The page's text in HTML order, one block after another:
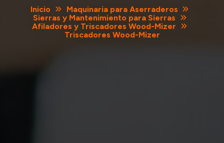
Inicio
Maquinaria para Aserraderos
Sierras y Mantenimiento para Sierras
Afiladores y Triscadores Wood-Mizer
Triscadores Wood-Mizer